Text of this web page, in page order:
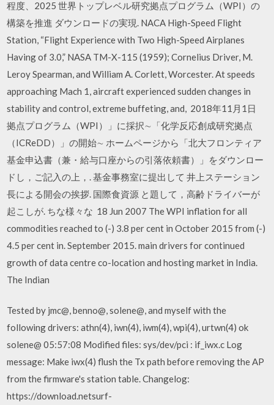
程度、2025 世界トップレベル研究拠点プログラム（WPI）の
構築を推進 ダウンロードの実現. NACA High-Speed Flight
Station, “Flight Experience with Two High-Speed Airplanes
Having of 3.0,” NASA TM-X-115 (1959); Cornelius Driver, M.
Leroy Spearman, and William A. Corlett, Worcester. At speeds
approaching Mach 1, aircraft experienced sudden changes in
stability and control, extreme buffeting, and, 2018年11月1日
拠点プログラム（WPI）」に採択∼「化学反応創成研究拠点
（ICReDD）」の開始∼ ホームページから「北大フロンティア
基金申込書（兼・給与口座からの引落依頼書）」をダウンロー
ドし，ご記入の上，. 基金事務室に提出して 井上ステーション
長による開会の挨拶. 国際食資源 と題して，高齢ドライバーが
起こしが. ちな様々な 18 Jun 2007 The WPI inflation for all
commodities reached to (-) 3.8 per cent in October 2015 from (-)
4.5 per cent in. September 2015. main drivers for continued
growth of data centre co-location and hosting market in India.
The Indian
Tested by jmc@, benno@, solene@, and myself with the
following drivers: athn(4), iwn(4), iwm(4), wpi(4), urtwn(4) ok
solene@ 05:57:08 Modified files: sys/dev/pci : if_iwx.c Log
message: Make iwx(4) flush the Tx path before removing the AP
from the firmware's station table. Changelog:
https://download.netsurf-